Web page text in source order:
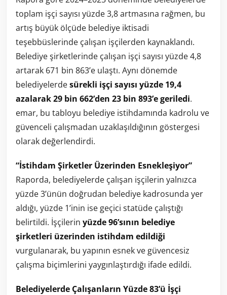
toplam işçi sayısı yüzde 3,8 artmasına rağmen, bu
artış büyük ölçüde belediye iktisadi
teşebbüslerinde çalışan işçilerden kaynaklandı.
Belediye şirketlerinde çalışan işçi sayısı yüzde 4,8
artarak 671 bin 863’e ulaştı. Aynı dönemde
belediyelerdesürekli işçi sayısı yüzde 19,4
azalarak 29 bin 662’den 23 bin 893’e geriledi.
emar, bu tabloyu belediye istihdamında kadrolu ve
güvenceli çalışmadan uzaklaşıldığının göstergesi
olarak değerlendirdi.
“İstihdam Şirketler Üzerinden Esnekleşiyor”
Raporda, belediyelerde çalışan işçilerin yalnızca
yüzde 3’ünün doğrudan belediye kadrosunda yer
aldığı, yüzde 1’inin ise geçici statüde çalıştığı
belirtildi. İşçilerin yüzde 96’sının belediye
şirketleri üzerinden istihdam edildiği
vurgulanarak, bu yapının esnek ve güvencesiz
çalışma biçimlerini yaygınlaştırdığı ifade edildi.
Belediyelerde Çalışanların Yüzde 83’ü İşçi